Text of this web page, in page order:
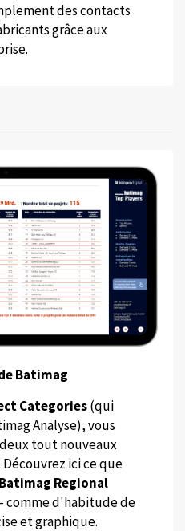
des contacts
grâce aux
Batimag
Categories(qui
Analyse), vous
tout nouveaux
ici ce que
Batimag Regional
comme d'habitude de
et graphique.